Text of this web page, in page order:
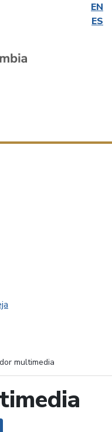
EN
ES
multimedia
opciones de búsqueda